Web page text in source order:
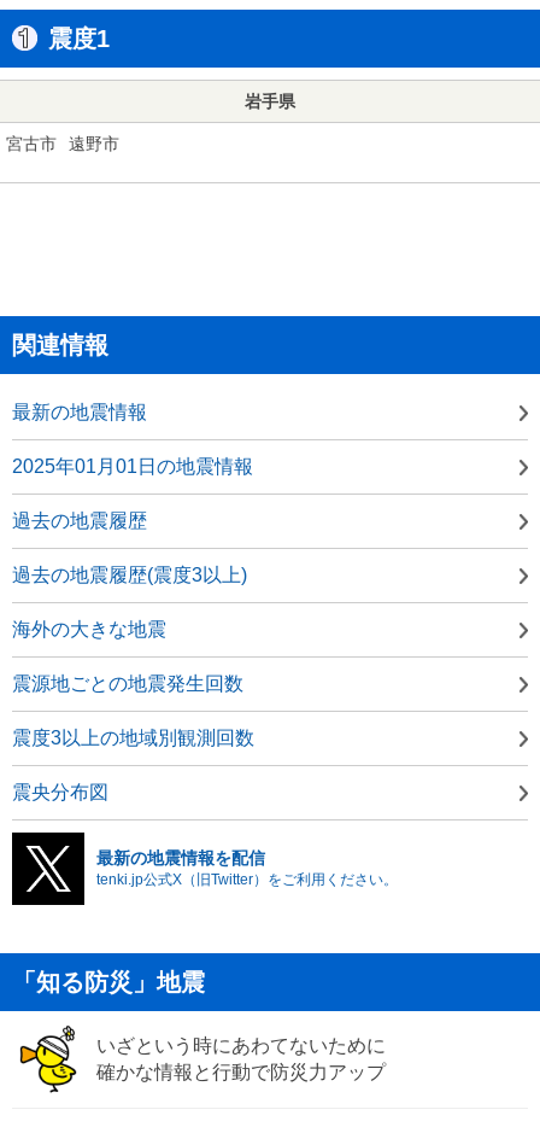
震度1
岩手県
宮古市 遠野市
関連情報
最新の地震情報
2025年01月01日の地震情報
過去の地震履歴
過去の地震履歴(震度3以上)
海外の大きな地震
震源地ごとの地震発生回数
震度3以上の地域別観測回数
震央分布図
最新の地震情報を配信
tenki.jp公式X（旧Twitter）をご利用ください。
「知る防災」地震
いざという時にあわてないために
確かな情報と行動で防災力アップ